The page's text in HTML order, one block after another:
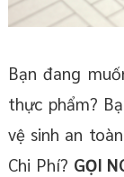
Bạn đang
thực phẩm?
vệ sinh an
Chi Phí? GỌI